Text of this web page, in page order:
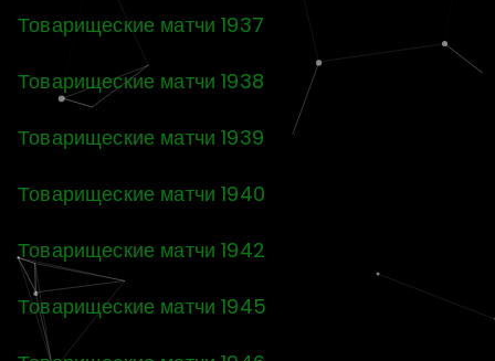
Товарищеские матчи 1937
Товарищеские матчи 1938
Товарищеские матчи 1939
Товарищеские матчи 1940
Товарищеские матчи 1942
Товарищеские матчи 1945